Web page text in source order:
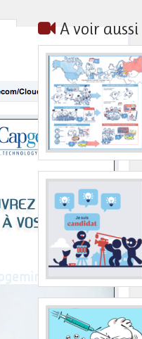
A voir aussi